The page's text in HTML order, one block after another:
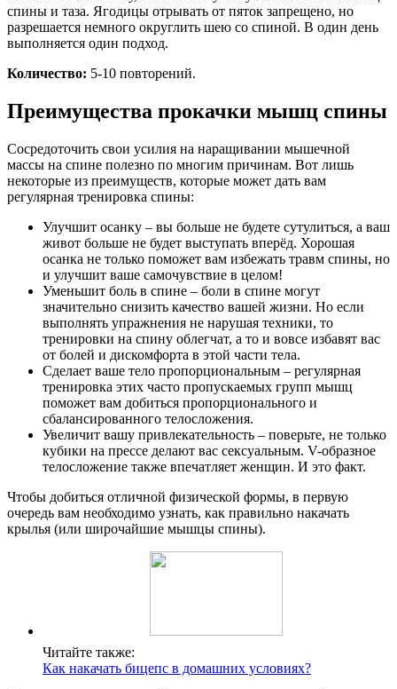
спины и таза. Ягодицы отрывать от пяток запрещено, но
разрешается немного округлить шею со спиной. В один день
выполняется один подход.
Количество: 5-10 повторений.
Преимущества прокачки мышц спины
Сосредоточить свои усилия на наращивании мышечной
массы на спине полезно по многим причинам. Вот лишь
некоторые из преимуществ, которые может дать вам
регулярная тренировка спины:
Улучшит осанку – вы больше не будете сутулиться, а ваш
живот больше не будет выступать вперёд. Хорошая
осанка не только поможет вам избежать травм спины, но
и улучшит ваше самочувствие в целом!
Уменьшит боль в спине – боли в спине могут
значительно снизить качество вашей жизни. Но если
выполнять упражнения не нарушая техники, то
тренировки на спину облегчат, а то и вовсе избавят вас
от болей и дискомфорта в этой части тела.
Сделает ваше тело пропорциональным – регулярная
тренировка этих часто пропускаемых групп мышц
поможет вам добиться пропорционального и
сбалансированного телосложения.
Увеличит вашу привлекательность – поверьте, не только
кубики на прессе делают вас сексуальным. V-образное
телосложение также впечатляет женщин. И это факт.
Чтобы добиться отличной физической формы, в первую
очередь вам необходимо узнать, как правильно накачать
крылья (или широчайшие мышцы спины).
Читайте также:
Как накачать бицепс в домашних условиях?